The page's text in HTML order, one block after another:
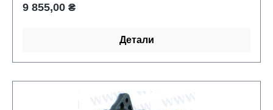
Обычная цена:
9 855,00 ₴
Детали